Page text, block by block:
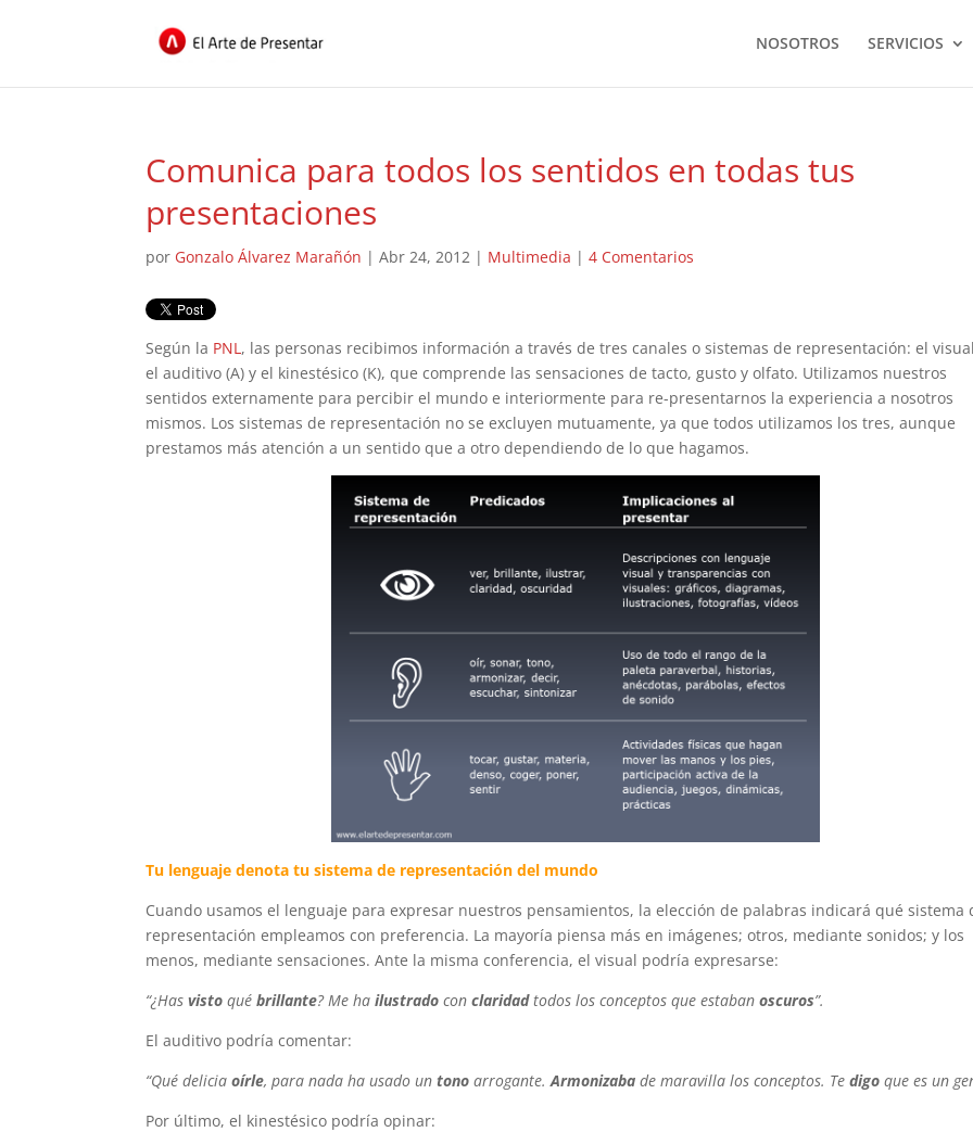
NOSOTROS SERVICIOS
Comunica para todos los sentidos en todas tus
presentaciones
por Gonzalo Álvarez Marañón |Abr 24, 2012 | Multimedia |4 Comentarios
Según la PNL, las personas recibimos información a través de tres canales o sistemas de representación: el
el auditivo (A) y el kinestésico (K), que comprende las sensaciones de tacto, gusto y olfato. Utilizamos nuestros
sentidos externamente para percibir el mundo e interiormente para re-presentarnos la experiencia a nosotros
mismos. Los sistemas de representación no se excluyen mutuamente, ya que todos utilizamos los tres, aunque
prestamos más atención a un sentido que a otro dependiendo de lo que hagamos.
Tu lenguaje denota tu sistema de representación del mundo
Cuando usamos el lenguaje para expresar nuestros pensamientos, la elección de palabras indicará qué sistema
representación empleamos con preferencia. La mayoría piensa más en imágenes; otros, mediante sonidos; y los
menos, mediante sensaciones. Ante la misma conferencia, el visual podría expresarse:
“¿Hasvisto québrillante? Me hailustrado conclaridadtodos los conceptos que estabanoscuros”.
El auditivo podría comentar:
“Qué deliciaoírle, para nada ha usado untono arrogante.Armonizaba de maravilla los conceptos. Tedigo que es un
Por último, el kinestésico podría opinar: